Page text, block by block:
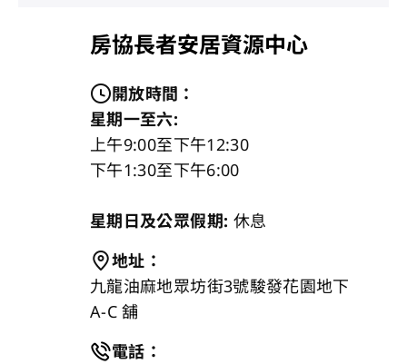
房協長者安居資源中心
開放時間 ：
星期一至六:
上午9:00至下午12:30
下午1:30至下午6:00
星期日及公眾假期: 休息
地址 ：
九龍油麻地眾坊街3號駿發花園地下
A-C 舖
電話 ：